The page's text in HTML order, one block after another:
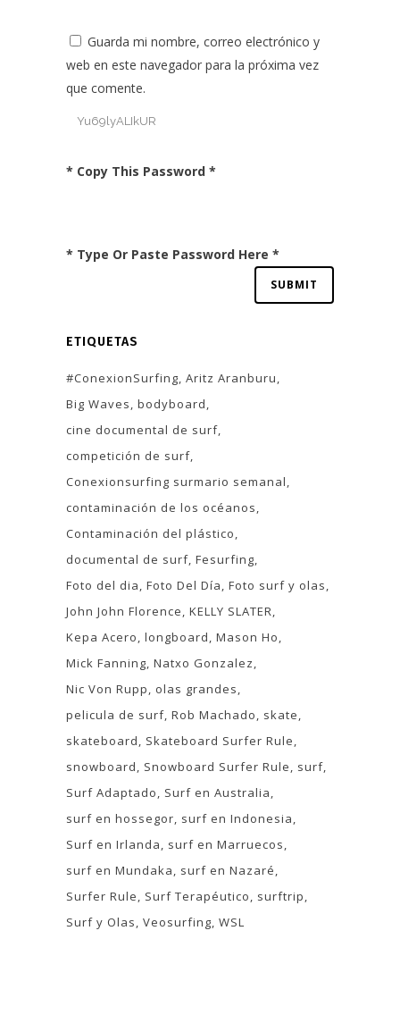
Guarda mi nombre, correo electrónico y
web en este navegador para la próxima vez
que comente.
* Copy This Password *
* Type Or Paste Password Here *
ETIQUETAS
#ConexionSurfing Aritz Aranburu
Big Waves bodyboard
cine documental de surf
competición de surf
Conexionsurfing surmario semanal
contaminación de los océanos
Contaminación del plástico
documental de surf Fesurfing
Foto del dia Foto Del Día Foto surf y olas
John John Florence KELLY SLATER
Kepa Acero longboard Mason Ho
Mick Fanning Natxo Gonzalez
Nic Von Rupp
olas grandes
pelicula de surf Rob Machado
skate
skateboard
Skateboard Surfer Rule
snowboard
Snowboard Surfer Rule
surf
Surf Adaptado
Surf en Australia
surf en hossegor surf en Indonesia
Surf en Irlanda
surf en Marruecos
surf en Mundaka
surf en Nazaré
Surfer Rule
Surf Terapéutico
surftrip
Surf y Olas Veosurfing WSL